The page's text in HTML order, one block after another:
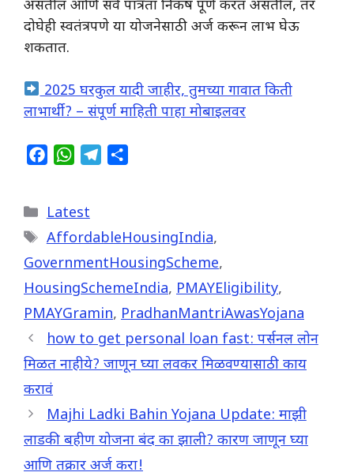
असतील आणि सर्व पात्रता निकष पूर्ण करत असतील, तर
दोघेही स्वतंत्रपणे या योजनेसाठी अर्ज करून लाभ घेऊ
शकतात.
2025 घरकुल यादी जाहीर, तुमच्या गावात किती
लाभार्थी? – संपूर्ण माहिती पाहा मोबाइलवर
e
b
o
k
W
t
s
A
p
g
r
m
e
Categories
Latest
Tags
AffordableHousingIndia,
GovernmentHousingScheme,
HousingSchemeIndia, PMAYEligibility,
PMAYGramin, PradhanMantriAwasYojana
how to get personal loan fast: पर्सनल लोन
मिळत नाहीये? जाणून घ्या लवकर मिळवण्यासाठी काय
करावं
Majhi Ladki Bahin Yojana Update: माझी
लाडकी बहीण योजना बंद का झाली? कारण जाणून घ्या
आणि तक्रार अर्ज करा!